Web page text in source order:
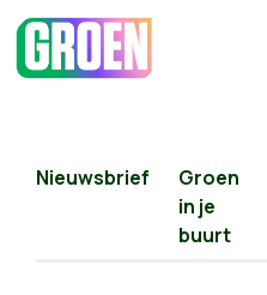
Nieuwsbrief
Groen
in je
buurt